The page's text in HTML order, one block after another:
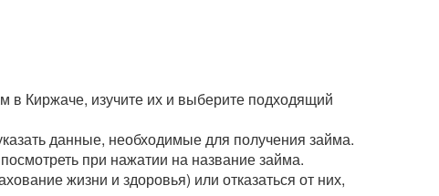
в Киржаче, изучите их и выберите подходящий
данные, необходимые для получения займа.
при нажатии на название займа.
жизни и здоровья) или отказаться от них,